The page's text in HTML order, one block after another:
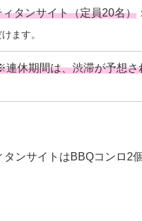
ィタンサイト（定員20名）
ます。
休期間は、渋滞が予想さ
ンサイトはBBQコンロ2